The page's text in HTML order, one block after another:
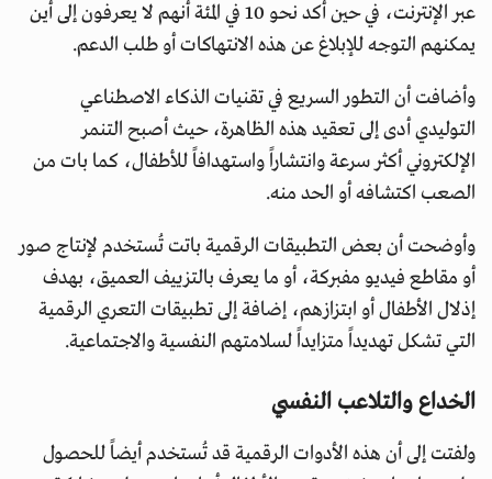
عبر الإنترنت، في حين أكد نحو 10 في المئة أنهم لا يعرفون إلى أين
يمكنهم التوجه للإبلاغ عن هذه الانتهاكات أو طلب الدعم.
وأضافت أن التطور السريع في تقنيات الذكاء الاصطناعي
التوليدي أدى إلى تعقيد هذه الظاهرة، حيث أصبح التنمر
الإلكتروني أكثر سرعة وانتشاراً واستهدافاً للأطفال، كما بات من
الصعب اكتشافه أو الحد منه.
وأوضحت أن بعض التطبيقات الرقمية باتت تُستخدم لإنتاج صور
أو مقاطع فيديو مفبركة، أو ما يعرف بالتزييف العميق، بهدف
إذلال الأطفال أو ابتزازهم، إضافة إلى تطبيقات التعري الرقمية
التي تشكل تهديداً متزايداً لسلامتهم النفسية والاجتماعية.
الخداع والتلاعب النفسي
ولفتت إلى أن هذه الأدوات الرقمية قد تُستخدم أيضاً للحصول